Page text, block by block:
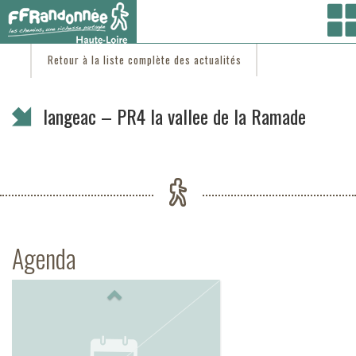
Vous êtes ici :Accueil/C'est d'actu
Retour à la liste complète des actualités
langeac – PR4 la vallee de la Ramade
Agenda